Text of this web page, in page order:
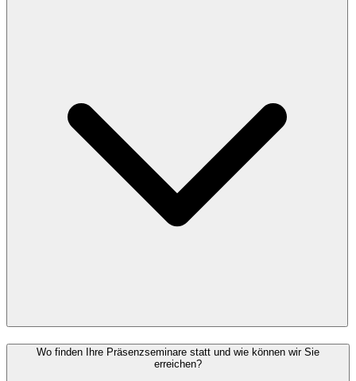
Wo finden Ihre Präsenzseminare statt und wie können wir Sie
erreichen?